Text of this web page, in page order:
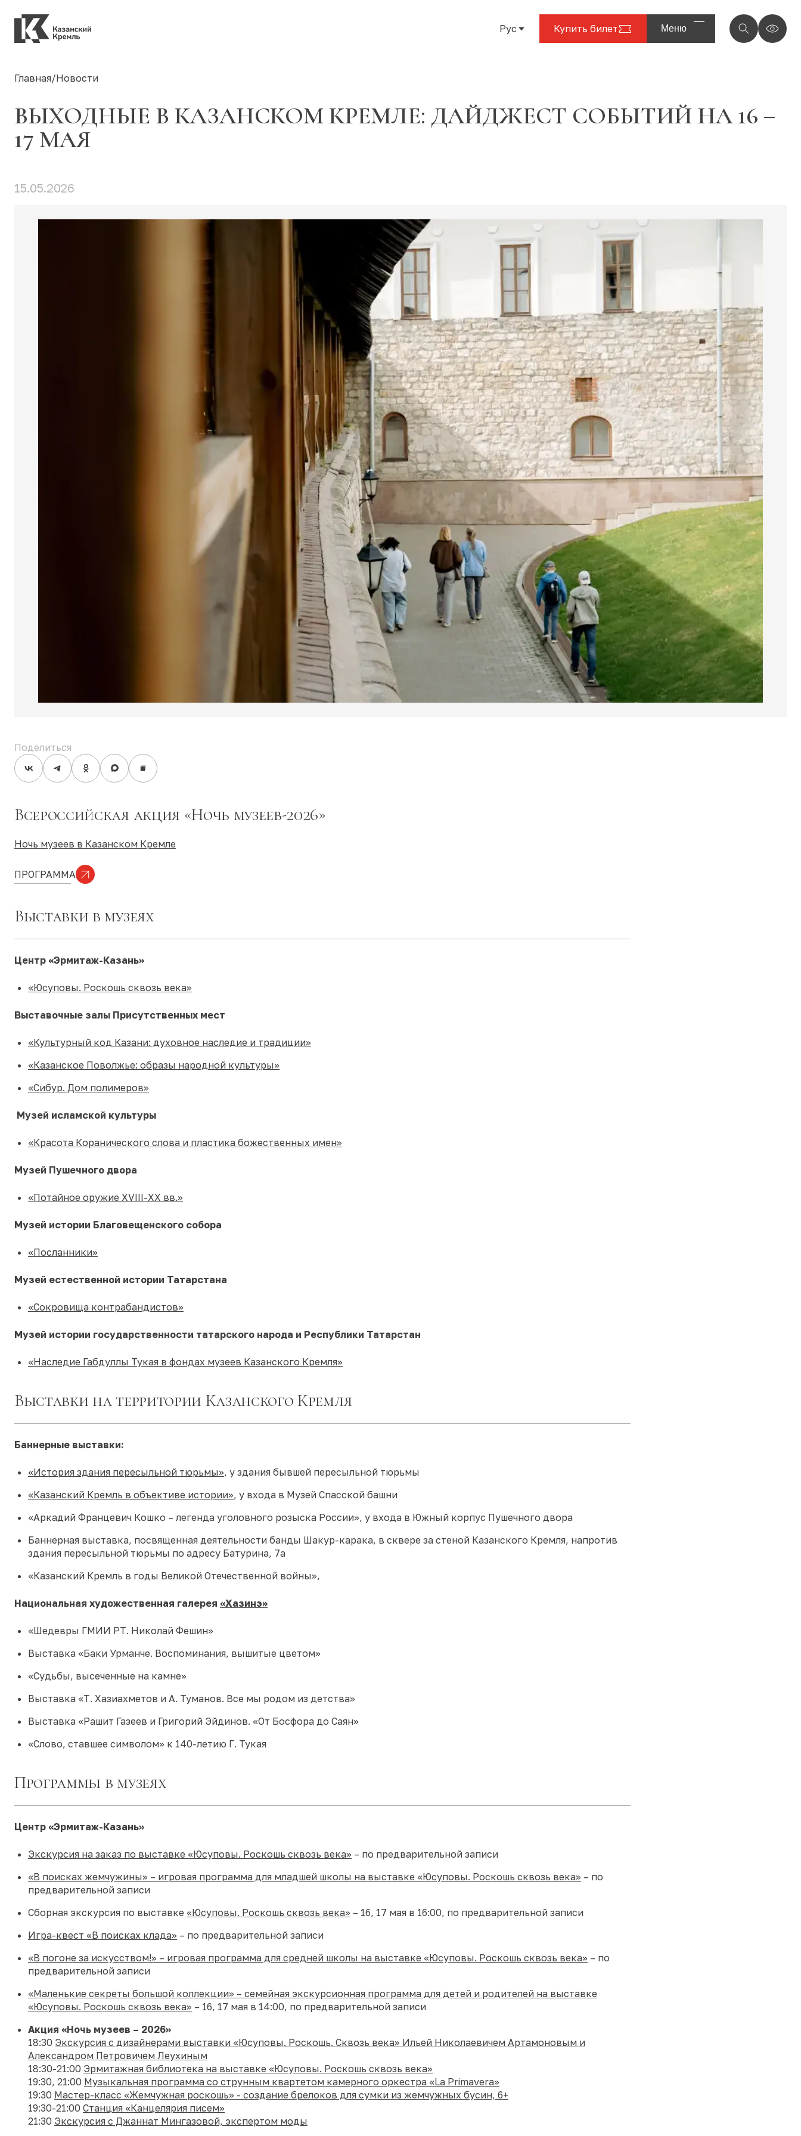
Рус
Купить билет Меню
Главная/Новости
ВЫХОДНЫЕ В КАЗАНСКОМ КРЕМЛЕ: ДАЙДЖЕСТ СОБЫТИЙ НА 16 –
17 МАЯ
15.05.2026
Поделиться
Всероссийская акция «Ночь музеев-2026»
Ночь музеев в Казанском Кремле
ПРОГРАММА
Выставки в музеях
Центр «Эрмитаж-Казань»
«Юсуповы. Роскошь сквозь века»
Выставочные залы Присутственных мест
«Культурный код Казани: духовное наследие и традиции»
«Казанское Поволжье: образы народной культуры»
«Сибур. Дом полимеров»
Музей исламской культуры
«Красота Коранического слова и пластика божественных имен»
Музей Пушечного двора
«Потайное оружие XVIII-XX вв.»
Музей истории Благовещенского собора
«Посланники»
Музей естественной истории Татарстана
«Сокровища контрабандистов»
Музей истории государственности татарского народа и Республики Татарстан
«Наследие Габдуллы Тукая в фондах музеев Казанского Кремля»
Выставки на территории Казанского Кремля
Баннерные выставки:
«История здания пересыльной тюрьмы», у здания бывшей пересыльной тюрьмы
«Казанский Кремль в объективе истории», у входа в Музей Спасской башни
«Аркадий Францевич Кошко – легенда уголовного розыска России», у входа в Южный корпус Пушечного двора
Баннерная выставка, посвященная деятельности банды Шакур-карака, в сквере за стеной Казанского Кремля, напротив
здания пересыльной тюрьмы по адресу Батурина, 7а
«Казанский Кремль в годы Великой Отечественной войны»,
Национальная художественная галерея «Хазинэ»
«Шедевры ГМИИ РТ. Николай Фешин»
Выставка «Баки Урманче. Воспоминания, вышитые цветом»
«Судьбы, высеченные на камне»
Выставка «Т. Хазиахметов и А. Туманов. Все мы родом из детства»
Выставка «Рашит Газеев и Григорий Эйдинов. «От Босфора до Саян»
«Слово, ставшее символом» к 140-летию Г. Тукая
Программы в музеях
Центр «Эрмитаж-Казань»
Экскурсия на заказ по выставке «Юсуповы. Роскошь сквозь века» – по предварительной записи
«В поисках жемчужины» – игровая программа для младшей школы на выставке «Юсуповы. Роскошь сквозь века» – по
предварительной записи
Сборная экскурсия по выставке «Юсуповы. Роскошь сквозь века» – 16, 17 мая в 16:00, по предварительной записи
Игра-квест «В поисках клада» – по предварительной записи
«В погоне за искусством!» – игровая программа для средней школы на выставке «Юсуповы. Роскошь сквозь века» – по
предварительной записи
«Маленькие секреты большой коллекции» – семейная экскурсионная программа для детей и родителей на выставке
«Юсуповы. Роскошь сквозь века» – 16, 17 мая в 14:00, по предварительной записи
Акция «Ночь музеев – 2026»
18:30 Экскурсия с дизайнерами выставки «Юсуповы. Роскошь. Сквозь века» Ильей Николаевичем Артамоновым и
Александром Петровичем Леухиным
18:30-21:00 Эрмитажная библиотека на выставке «Юсуповы. Роскошь сквозь века»
19:30, 21:00 Музыкальная программа со струнным квартетом камерного оркестра «La Primavera»
19:30 Мастер-класс «Жемчужная роскошь» - создание брелоков для сумки из жемчужных бусин, 6+
19:30-21:00 Станция «Канцелярия писем»
21:30 Экскурсия с Джаннат Мингазовой, экспертом моды